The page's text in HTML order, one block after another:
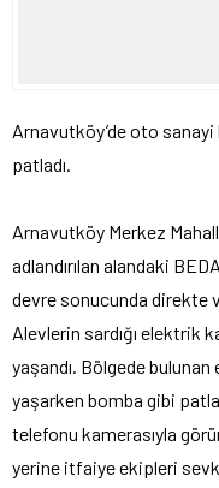
Arnavutköy’de oto
patladı.
Arnavutköy Merkez
adlandırılan alandaki
devre sonucunda direkte
Alevlerin sardığı elektrik
yaşandı. Bölgede
yaşarken bomba gibi
telefonu kamerasıyla
yerine itfaiye ekipleri